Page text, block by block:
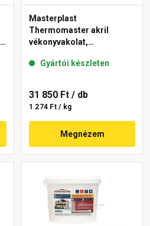
Masterplast
Thermomaster akril
vékonyvakolat,
41-D 25 kg
Gyártói készleten
31 850 Ft / db
1 274 Ft / kg
Megnézem